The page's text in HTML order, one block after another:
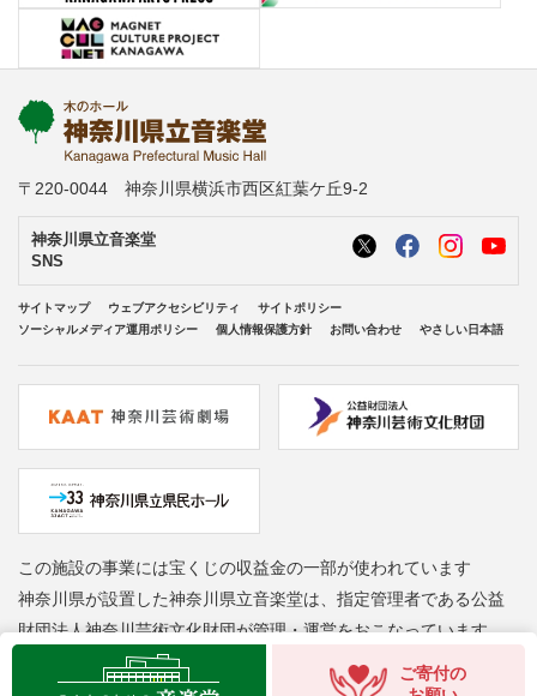
ご寄付の
〒220-0044 神奈川県横浜市西区紅葉ケ丘9-2
神奈川県立音楽堂
SNS
サイトマップ ウェブアクセシビリティ
サイトポリシー
ソーシャルメディア運用ポリシー
個人情報保護方針 お問い合わせ やさしい日本語
この施設の事業には宝くじの収益金の一部が使われています
神奈川県が設置した神奈川県立音楽堂は、指定管理者である公益
財団法人神奈川芸術文化財団が管理・運営をおこなっています
Copyright © Kanagawa Arts Foundation. All rights reserved.